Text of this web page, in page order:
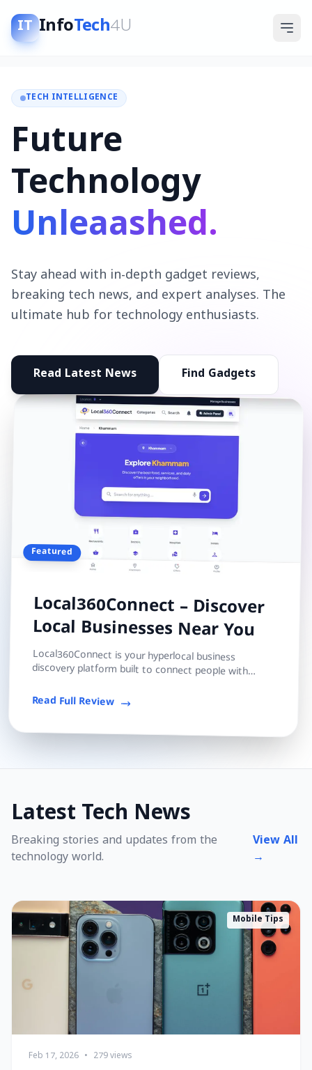
IT InfoTech4U
TECH INTELLIGENCE
Future
Technology
Unleaashed.
Stay ahead with in-depth gadget reviews,
breaking tech news, and expert analyses. The
ultimate hub for technology enthusiasts.
Read Latest News Find Gadgets
Featured
Local360Connect – Discover
Local Businesses Near You
Local360Connect is your hyperlocal business
discovery platform built to connect people with
Read Full Review
Latest Tech News
Breaking stories and updates from the
technology world.
View All
→
Mobile Tips
Feb 17, 2026 • 279 views